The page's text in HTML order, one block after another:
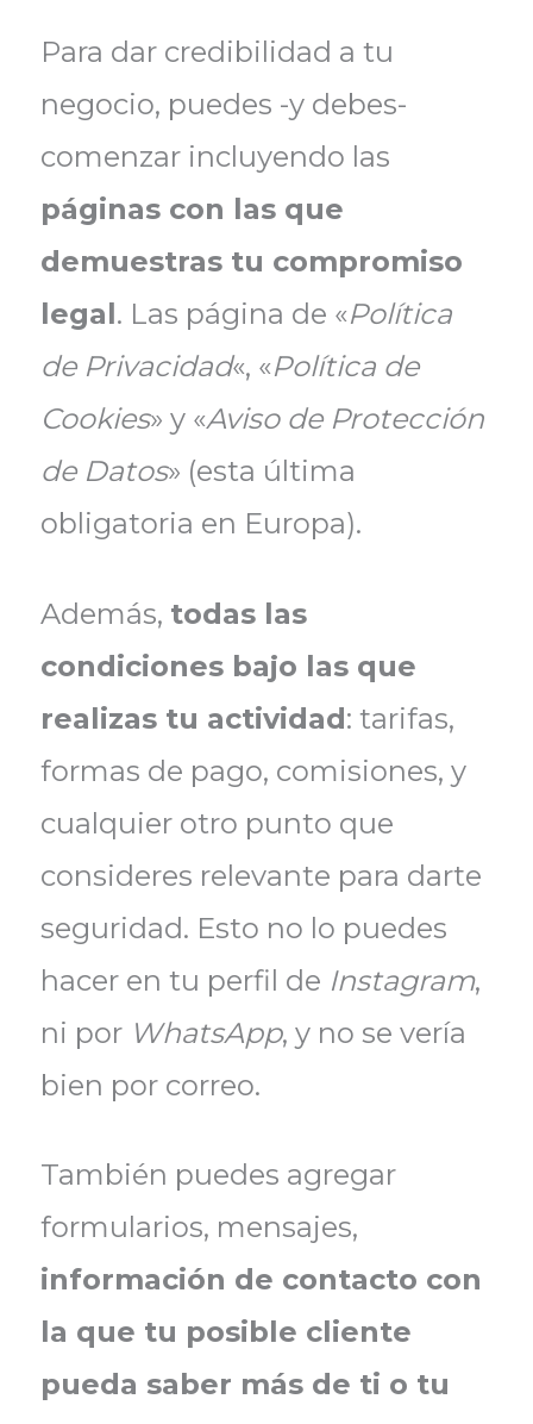
Para dar credibilidad a tu
negocio, puedes -y debes-
comenzar incluyendo las
páginas con las que
demuestras tu compromiso
legal. Las página de «Política
de Privacidad«, «Política de
Cookies» y «Aviso de Protección
de Datos» (esta última
obligatoria en Europa).
Además, todas las
condiciones bajo las que
realizas tu actividad: tarifas,
formas de pago, comisiones, y
cualquier otro punto que
consideres relevante para darte
seguridad. Esto no lo puedes
hacer en tu perfil de Instagram,
ni por WhatsApp, y no se vería
bien por correo.
También puedes agregar
formularios, mensajes,
información de contacto con
la que tu posible cliente
pueda saber más de ti o tu